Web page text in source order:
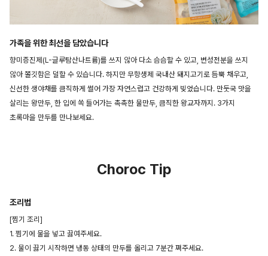
가족을 위한 최선을 담았습니다
향미증진제(L-글루탐산나트륨)를 쓰지 않아 다소 슴슴할 수 있고, 변성전분을 쓰지
않아 쫄깃함은 덜할 수 있습니다. 하지만 무항생제 국내산 돼지고기로 듬뿍 채우고,
신선한 생야채를 큼직하게 썰어 가장 자연스럽고 건강하게 빚었습니다. 만둣국 맛을
살리는 왕만두, 한 입에 쏙 들어가는 촉촉한 물만두, 큼직한 왕교자까지. 3가지
초록마을 만두를 만나보세요.
Choroc Tip
조리법
[찜기 조리]
1. 찜기에 물을 넣고 끓여주세요.
2. 물이 끓기 시작하면 냉동 상태의 만두를 올리고 7분간 쪄주세요.